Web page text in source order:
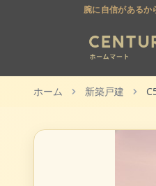
腕に自信があるか
ホーム 新築戸建